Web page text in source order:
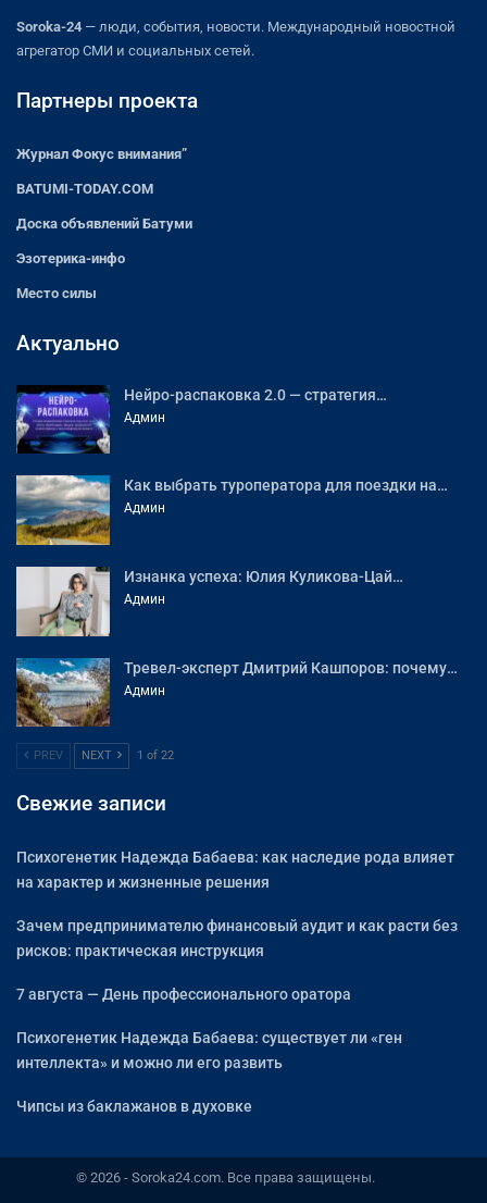
Soroka-24 — люди, события, новости. Международный новостной
агрегатор СМИ и социальных сетей.
Партнеры проекта
Журнал Фокус внимания”
BATUMI-TODAY.COM
Доска объявлений Батуми
Эзотерика-инфо
Место силы
Актуально
Нейро-распаковка 2.0 — стратегия…
Админ
Как выбрать туроператора для поездки на…
Админ
Изнанка успеха: Юлия Куликова-Цай…
Админ
Тревел-эксперт Дмитрий Кашпоров: почему…
Админ
PREV NEXT 1 of 22
Свежие записи
Психогенетик Надежда Бабаева: как наследие рода влияет
на характер и жизненные решения
Зачем предпринимателю финансовый аудит и как расти без
рисков: практическая инструкция
7 августа — День профессионального оратора
Психогенетик Надежда Бабаева: существует ли «ген
интеллекта» и можно ли его развить
Чипсы из баклажанов в духовке
© 2026 - Soroka24.com. Все права защищены.